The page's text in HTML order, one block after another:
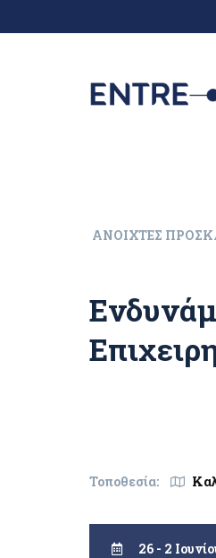
ΑΝΟΙΧΤΈΣ
Τοποθεσία:
26 - 2